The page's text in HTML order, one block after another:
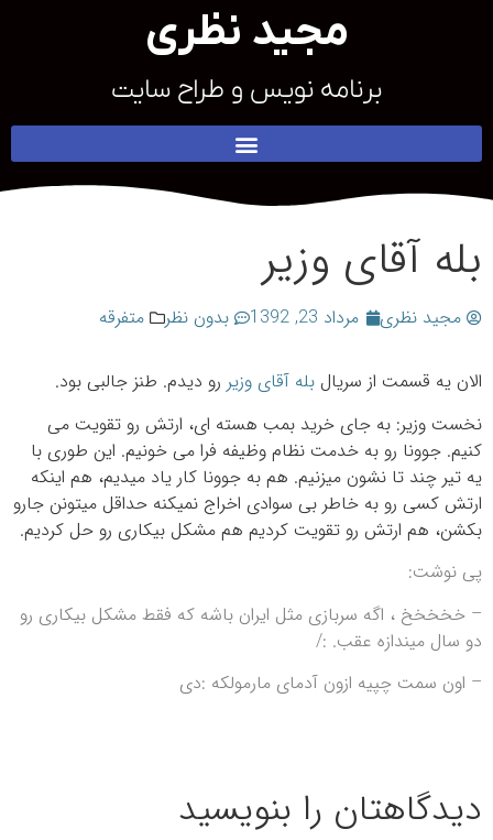
مجید نظری
برنامه نویس و طراح سایت
بله آقای وزیر
مجید نظری مرداد 23, 1392 بدون نظر متفرقه
الان یه قسمت از سریال بله آقای وزیر رو دیدم. طنز جالبی بود.
نخست وزیر: به جای خرید بمب هسته ای، ارتش رو تقویت می
کنیم. جوونا رو به خدمت نظام وظیفه فرا می خونیم. این طوری با
یه تیر چند تا نشون میزنیم. هم به جوونا کار یاد میدیم، هم اینکه
ارتش کسی رو به خاطر بی سوادی اخراج نمیکنه حداقل میتونن جارو
بکشن، هم ارتش رو تقویت کردیم هم مشکل بیکاری رو حل کردیم.
پی نوشت:
– خخخخخ ، اگه سربازی مثل ایران باشه که فقط مشکل بیکاری رو
دو سال میندازه عقب. :/
– اون سمت چپیه ازون آدمای مارمولکه :دی
دیدگاهتان را بنویسید